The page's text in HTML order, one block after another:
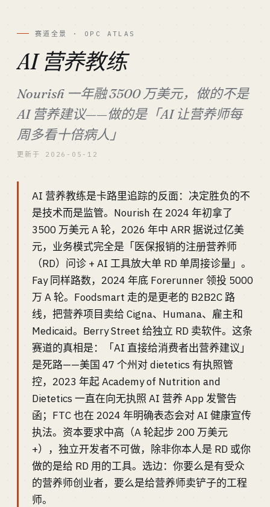
赛道全景 · OPC ATLAS
AI 营养教练
Nourish 一年融 3500 万美元，做的不是
AI 营养建议——做的是「AI 让营养师每
周多看十倍病人」
更新于 2026-05-12
AI 营养教练是卡路里追踪的反面：决定胜负的不
是技术而是监管。Nourish 在 2024 年初拿了
3500 万美元 A 轮，2026 年中 ARR 据说过亿美
元，业务模式完全是「医保报销的注册营养师
（RD）问诊 + AI 工具放大单 RD 单周接诊量」。
Fay 同样路数，2024 年底 Forerunner 领投 5000
万 A 轮。Foodsmart 走的是更老的 B2B2C 路
线，把营养项目卖给 Cigna、Humana、雇主和
Medicaid。Berry Street 给独立 RD 卖软件。这条
赛道的真相是：「AI 直接给消费者出营养建议」
是死路——美国 47 个州对 dietetics 有执照管
控，2023 年起 Academy of Nutrition and
Dietetics 一直在向无执照 AI 营养 App 发警告
函；FTC 也在 2024 年明确表态会对 AI 健康宣传
执法。资本要求中高（A 轮起步 200 万美元
+），独立开发者不可做，除非你本人是 RD 或你
做的是给 RD 用的工具。选边：你要么是有受众
的营养师创业者，要么是给营养师卖铲子的工程
师。